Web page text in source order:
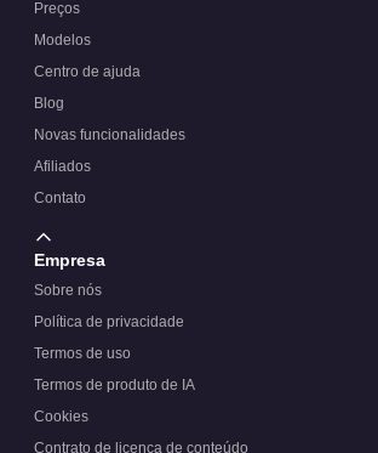
Preços
Modelos
Centro de ajuda
Blog
Novas funcionalidades
Afiliados
Contato
Empresa
Sobre nós
Política de privacidade
Termos de uso
Termos de produto de IA
Cookies
Contrato de licença de conteúdo